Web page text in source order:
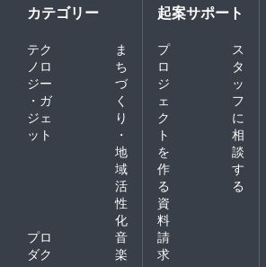
カテゴリー
テク
ノロ
ジー
・ガ
ジェ
ット
ま
ち
づ
く
り
・
地
域
活
性
化
プロ
ダク
音
楽
起案サポート
プ
ロ
ジ
ェ
ク
ト
を
作
る
ス
タ
ッ
フ
に
相
談
す
る
資
料
請
求